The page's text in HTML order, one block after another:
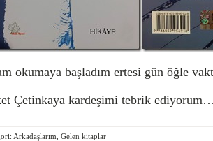
okumaya başladım ertesi gün öğle
Çetinkaya kardeşimi tebrik
Arkadaşlarım Gelen kitaplar